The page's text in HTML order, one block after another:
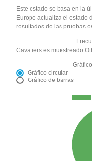
Este estado se basa en la
Europe actualiza el estado
resultados de las pruebas
Cavaliers es muestreado
Gráfico circular
Gráfico de barras